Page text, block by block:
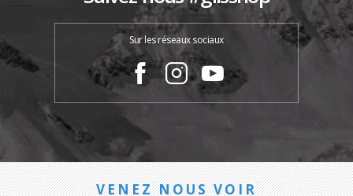
Sur les réseaux sociaux
VENEZ NOUS VOIR